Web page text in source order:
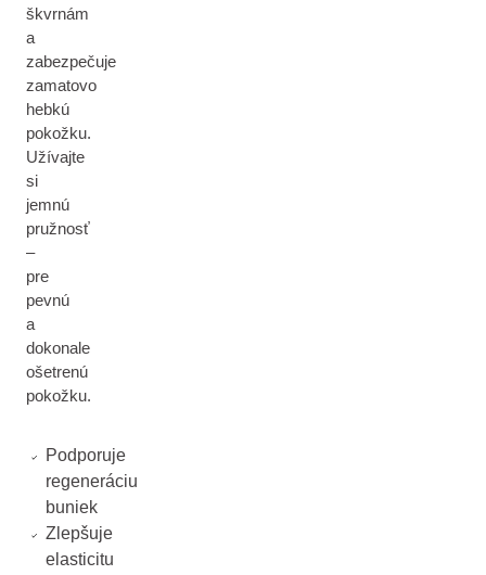
škvrnám
a
zabezpečuje
zamatovo
hebkú
pokožku.
Užívajte
si
jemnú
pružnosť
–
pre
pevnú
a
dokonale
ošetrenú
pokožku.
Podporuje
regeneráciu
buniek
Zlepšuje
elasticitu